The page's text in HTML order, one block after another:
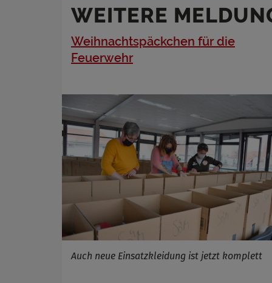
WEITERE
Weihnachtspäckchen für die
Feuerwehr
Auch neue Einsatzkleidung ist jetzt komplett
Name